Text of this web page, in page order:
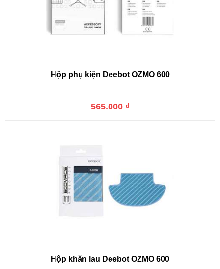
Hộp phụ kiện Deebot OZMO 600
565.000 ₫
Hộp khăn lau Deebot OZMO 600